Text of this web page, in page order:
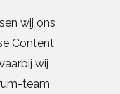
wij ons
Content
wij
team